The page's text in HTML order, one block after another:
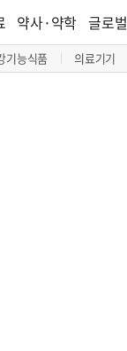
기능식품 의료기기
약사·약학 글로벌